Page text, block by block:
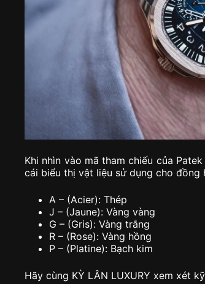
Khi nhìn vào mã tham chiếu của
cái biểu thị vật liệu sử dụng cho đồng
A – (Acier): Thép
J – (Jaune): Vàng vàng
G – (Gris): Vàng trắng
R – (Rose): Vàng hồng
P – (Platine): Bạch kim
Hãy cùng KỲ LÂN LUXURY xem xét